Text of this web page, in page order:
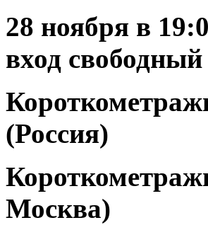
28 ноября в
вход свободный
(Россия)
Москва)